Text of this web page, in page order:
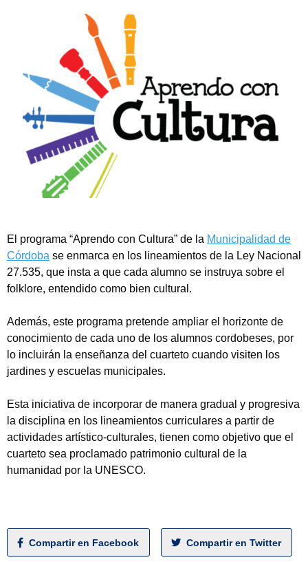
Tipea lo que deseas buscar y luego pulsa Enter:
El programa “Aprendo con Cultura” de la Municipalidad de
Córdoba se enmarca en los lineamientos de la Ley Nacional
27.535, que insta a que cada alumno se instruya sobre el
folklore, entendido como bien cultural.
Además, este programa pretende ampliar el horizonte de
conocimiento de cada uno de los alumnos cordobeses, por
lo incluirán la enseñanza del cuarteto cuando visiten los
jardines y escuelas municipales.
Esta iniciativa de incorporar de manera gradual y progresiva
la disciplina en los lineamientos curriculares a partir de
actividades artístico-culturales, tienen como objetivo que el
cuarteto sea proclamado patrimonio cultural de la
humanidad por la UNESCO.
Compartir en Facebook Compartir en Twitter